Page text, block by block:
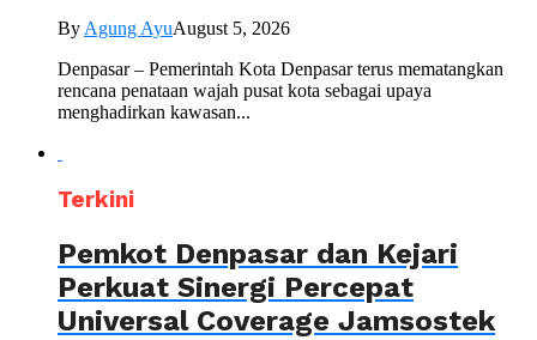
ByAgung AyuAugust 5, 2026
Denpasar – Pemerintah Kota Denpasar terus mematangkan
rencana penataan wajah pusat kota sebagai upaya
menghadirkan kawasan...
Terkini
Pemkot Denpasar dan Kejari
Perkuat Sinergi Percepat
Universal Coverage Jamsostek